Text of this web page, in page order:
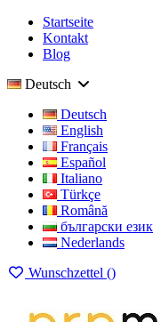
Startseite
Kontakt
Blog
Deutsch
Deutsch
English
Français
Español
Italiano
Türkçe
Română
български език
Nederlands
Wunschzettel ()